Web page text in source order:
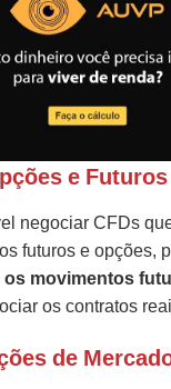
e Futuros
negociar CFDs
futuros e opções,
movimentos
os contratos
de